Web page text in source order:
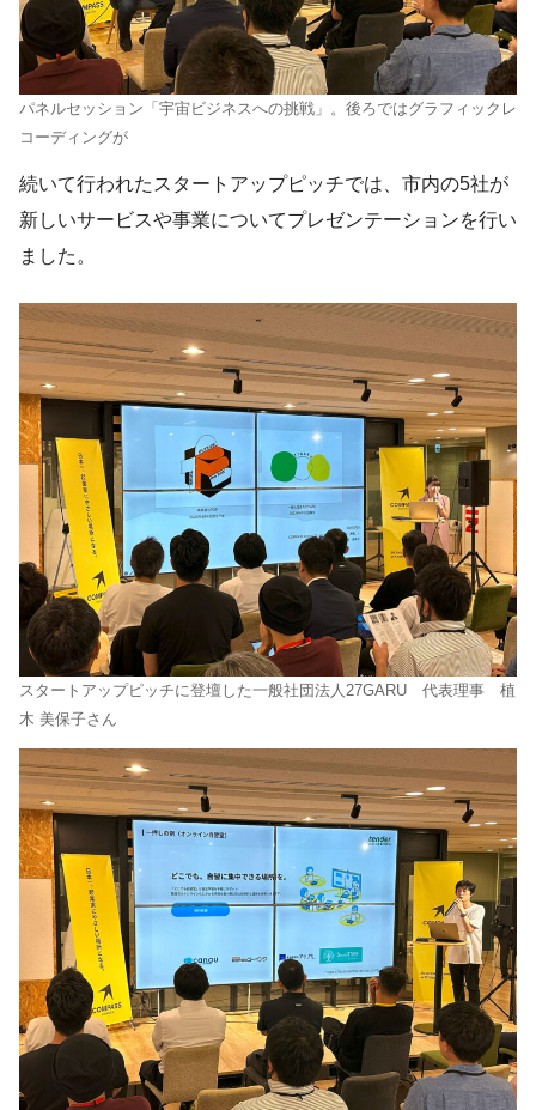
パネルセッション「宇宙ビジネスへの挑戦」。後ろではグラフィックレ
コーディングが
続いて行われたスタートアップピッチでは、市内の5社が
新しいサービスや事業についてプレゼンテーションを行い
ました。
スタートアップピッチに登壇した一般社団法人27GARU 代表理事 植
木 美保子さん